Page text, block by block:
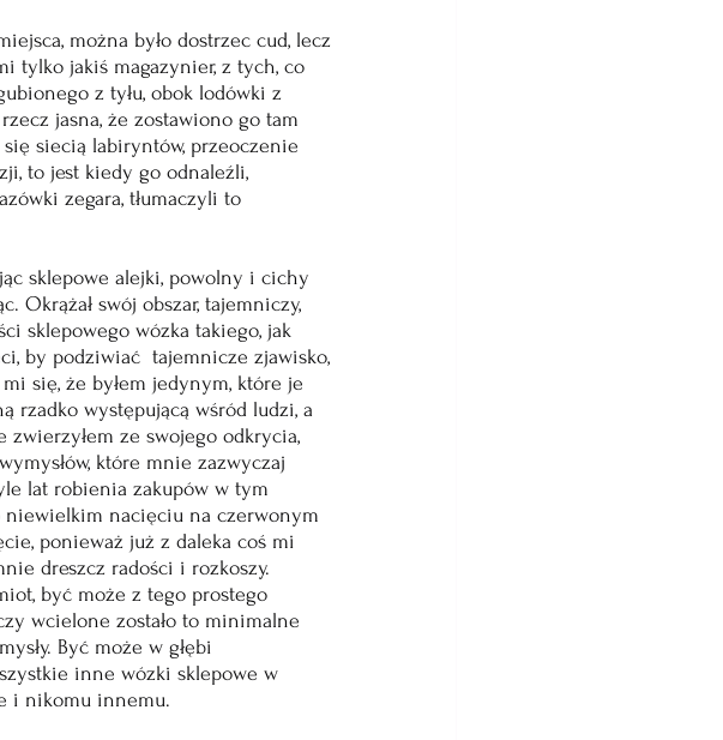
można było dostrzec cud, lecz
tylko jakiś magazynier, z tych, co
z tyłu, obok lodówki z
jasna, że zostawiono go tam
siecią labiryntów, przeoczenie
to jest kiedy go odnaleźli,
zegara, tłumaczyli to
sklepowe alejki, powolny i cichy
swój obszar, tajemniczy,
sklepowego wózka takiego, jak
by podziwiać  tajemnicze zjawisko,
się, że byłem jedynym, które je
rzadko występującą wśród ludzi, a
zwierzyłem ze swojego odkrycia,
które mnie zazwyczaj
lat robienia zakupów w tym
niewielkim nacięciu na czerwonym
ponieważ już z daleka coś mi
dreszcz radości i rozkoszy.
być może z tego prostego
wcielone zostało to minimalne
Być może w głębi
inne wózki sklepowe w
i nikomu innemu.